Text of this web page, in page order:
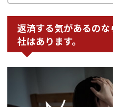
返済する気があるの
社はあります。